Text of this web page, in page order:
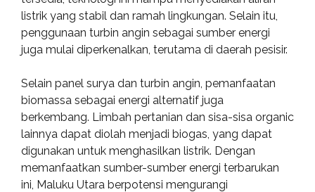
listrik yang stabil dan ramah lingkungan. Selain itu,
penggunaan turbin angin sebagai sumber energi
juga mulai diperkenalkan, terutama di daerah pesisir.
Selain panel surya dan turbin angin, pemanfaatan
biomassa sebagai energi alternatif juga
berkembang. Limbah pertanian dan sisa-sisa organic
lainnya dapat diolah menjadi biogas, yang dapat
digunakan untuk menghasilkan listrik. Dengan
memanfaatkan sumber-sumber energi terbarukan
ini, Maluku Utara berpotensi mengurangi